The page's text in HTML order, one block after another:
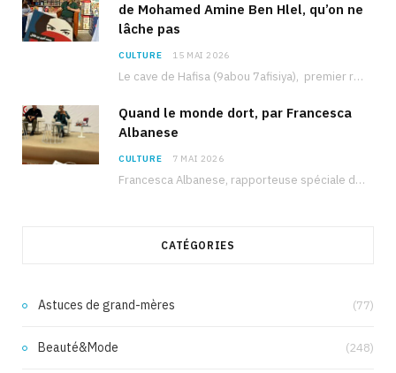
de Mohamed Amine Ben Hlel, qu’on ne
lâche pas
CULTURE 15 MAI 2026
Le cave de Hafisa (9abou 7afisiya), premier roman du journaliste tunisien Mohamed Amine Ben Hlel,…
Quand le monde dort, par Francesca
Albanese
CULTURE 7 MAI 2026
Francesca Albanese, rapporteuse spéciale de l’ONU sur les territoires palestiniens occupés, était à Tunis pour…
CATÉGORIES
Astuces de grand-mères (77)
Beauté&Mode (248)